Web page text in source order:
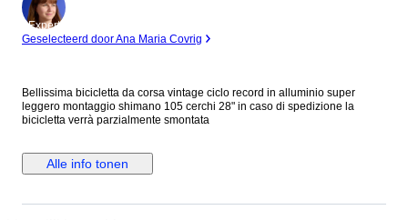
Expert
Geselecteerd door Ana Maria Covrig
Bellissima bicicletta da corsa vintage ciclo record in alluminio super
leggero montaggio shimano 105 cerchi 28" in caso di spedizione la
bicicletta verrà parzialmente smontata
Alle info tonen